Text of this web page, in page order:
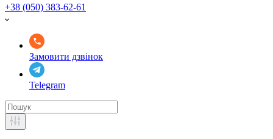
+38 (050) 383-62-61
Замовити дзвінок
Telegram